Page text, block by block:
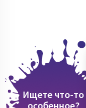
Ищете что-то
особенное?